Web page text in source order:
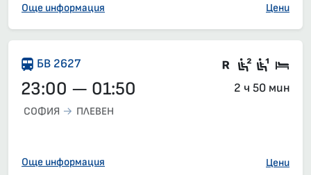
Още информация Цени
БВ 2627 Влак със
Седящи
23:00 — 01:50 2 ч 50 мин
СОФИЯ ПЛЕВЕН
Още информация Цени